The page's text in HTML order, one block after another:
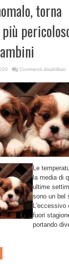
torna
Commenti disabilitatisu
e
Le
la media di
ultime
sono un bel
L'eccessivo
fuori
portando